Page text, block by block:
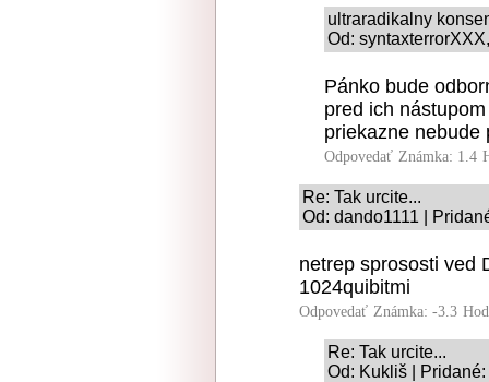
ultraradikalny
Od:
Pánko bude
pred ich
priekazne nebude
Odpovedať Známka: 1.4
Re: Tak urcite...
Od: dando1111 |
netrep sprososti ved
1024quibitmi
Odpovedať Známka: -3.3
Re: Tak urcite...
Od: Kukliš |